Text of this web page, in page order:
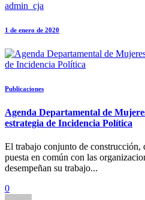
admin_cja
1 de enero de 2020
Publicaciones
Agenda Departamental de
estrategia de Incidencia Política
El trabajo conjunto de
puesta en común con las
desempeñan su trabajo...
0